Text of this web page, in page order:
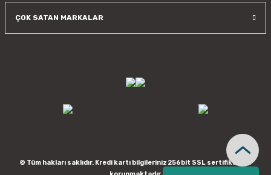
ÇOK SATAN MARKALAR
© Tüm hakları saklıdır. Kredi kartı bilgileriniz 256bit SSL sertifikası ile